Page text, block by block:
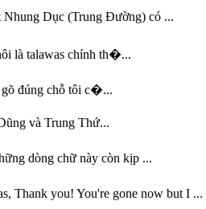
Nhung Dục (Trung Đường) có ...
là talawas chính th�...
đúng chỗ tôi c�...
và Trung Thứ...
dòng chữ này còn kịp ...
Thank you! You're gone now but I ...